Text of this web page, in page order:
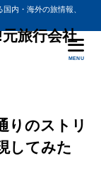
内・海外の旅情報、
旅行会社
MENU
りのストリ
してみた